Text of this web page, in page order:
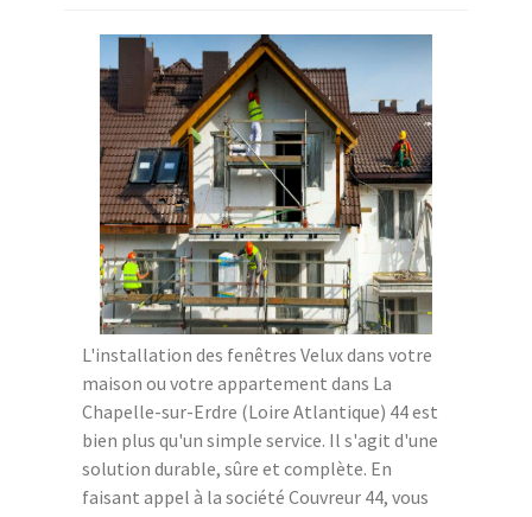
L'installation des fenêtres Velux dans votre
maison ou votre appartement dans La
Chapelle-sur-Erdre (Loire Atlantique) 44 est
bien plus qu'un simple service. Il s'agit d'une
solution durable, sûre et complète. En
faisant appel à la société Couvreur 44, vous